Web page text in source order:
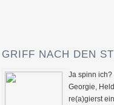
GRIFF NACH DEN
Ja spinn
Georgie,
re(a)gierst